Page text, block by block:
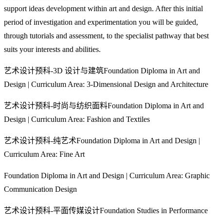
support ideas development within art and design. After this initial
period of investigation and experimentation you will be guided,
through tutorials and assessment, to the specialist pathway that best
suits your interests and abilities.
艺术设计预科-3D 设计与建筑Foundation Diploma in Art and
Design | Curriculum Area: 3-Dimensional Design and Architecture
艺术设计预科-时尚与纺织面料Foundation Diploma in Art and
Design | Curriculum Area: Fashion and Textiles
艺术设计预科-纯艺术Foundation Diploma in Art and Design |
Curriculum Area: Fine Art
Foundation Diploma in Art and Design | Curriculum Area: Graphic
Communication Design
艺术设计预科-平面传媒设计Foundation Studies in Performance